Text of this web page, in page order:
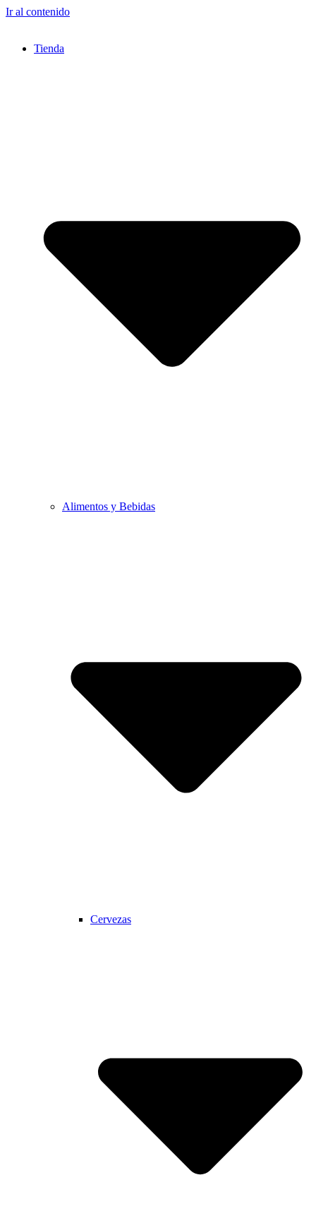
Ir al contenido
Tienda
Alimentos y Bebidas
Cervezas